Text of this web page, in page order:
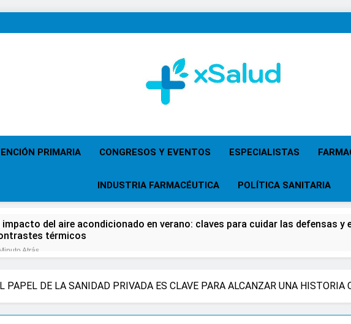
XSalud
PRIMARIA CONGRESOS Y EVENTOS ESPECIALISTAS
INDUSTRIA FARMACÉUTICA POLÍTICA SANITARIA
impacto del aire acondicionado en verano: claves para cuidar las defensas
térmicos
Atrás
unos segundos
PAPEL DE LA SANIDAD PRIVADA ES CLAVE PARA ALCANZAR UNA HISTORIA